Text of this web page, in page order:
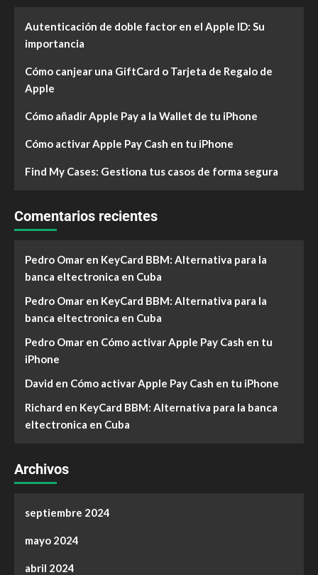
Autenticación de doble factor en el Apple ID: Su
importancia
Cómo canjear una GiftCard o Tarjeta de Regalo de
Apple
Cómo añadir Apple Pay a la Wallet de tu iPhone
Cómo activar Apple Pay Cash en tu iPhone
Find My Cases: Gestiona tus casos de forma segura
Comentarios recientes
Pedro Omar en KeyCard BBM: Alternativa para la
banca eltectronica en Cuba
Pedro Omar en KeyCard BBM: Alternativa para la
banca eltectronica en Cuba
Pedro Omar en Cómo activar Apple Pay Cash en tu
iPhone
David en Cómo activar Apple Pay Cash en tu iPhone
Richard en KeyCard BBM: Alternativa para la banca
eltectronica en Cuba
Archivos
septiembre 2024
mayo 2024
abril 2024